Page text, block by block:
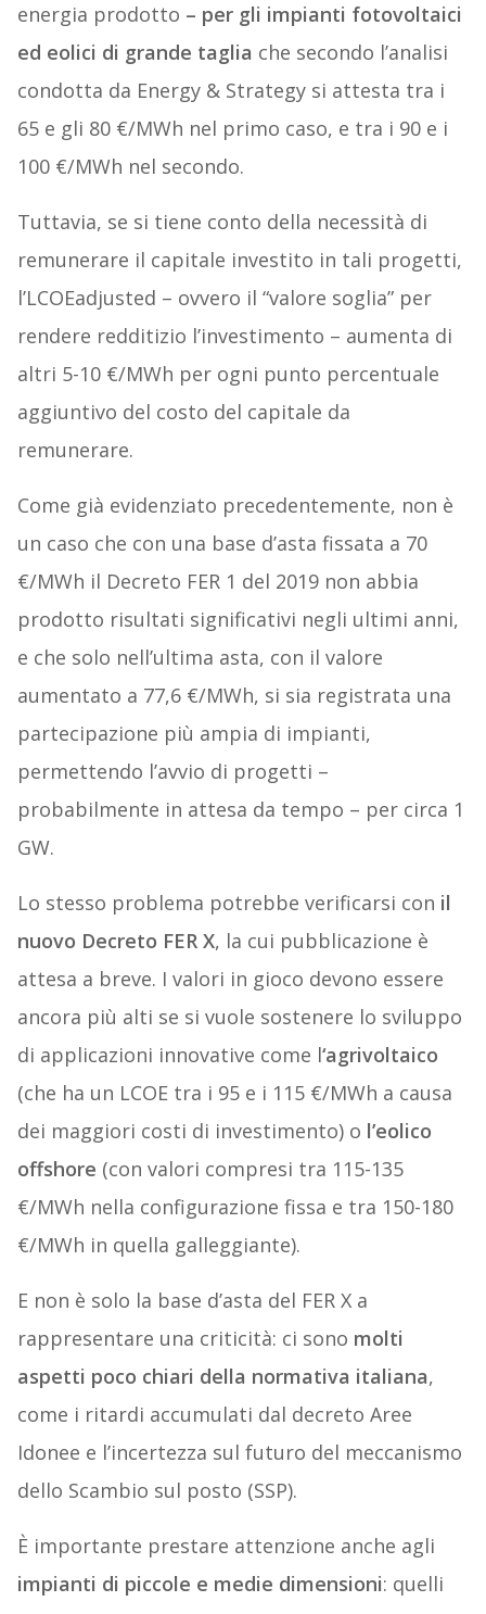
energia prodotto – per gli impianti fotovoltaici
ed eolici di grande taglia che secondo l’analisi
condotta da Energy & Strategy si attesta tra i
65 e gli 80 €/MWh nel primo caso, e tra i 90 e i
100 €/MWh nel secondo.
Tuttavia, se si tiene conto della necessità di
remunerare il capitale investito in tali progetti,
l’LCOEadjusted – ovvero il “valore soglia” per
rendere redditizio l’investimento – aumenta di
altri 5-10 €/MWh per ogni punto percentuale
aggiuntivo del costo del capitale da
remunerare.
Come già evidenziato precedentemente, non è
un caso che con una base d’asta fissata a 70
€/MWh il Decreto FER 1 del 2019 non abbia
prodotto risultati significativi negli ultimi anni,
e che solo nell’ultima asta, con il valore
aumentato a 77,6 €/MWh, si sia registrata una
partecipazione più ampia di impianti,
permettendo l’avvio di progetti –
probabilmente in attesa da tempo – per circa 1
GW.
Lo stesso problema potrebbe verificarsi con il
nuovo Decreto FER X, la cui pubblicazione è
attesa a breve. I valori in gioco devono essere
ancora più alti se si vuole sostenere lo sviluppo
di applicazioni innovative come l‘agrivoltaico
(che ha un LCOE tra i 95 e i 115 €/MWh a causa
dei maggiori costi di investimento) o l’eolico
offshore (con valori compresi tra 115-135
€/MWh nella configurazione fissa e tra 150-180
€/MWh in quella galleggiante).
E non è solo la base d’asta del FER X a
rappresentare una criticità: ci sono molti
aspetti poco chiari della normativa italiana,
come i ritardi accumulati dal decreto Aree
Idonee e l’incertezza sul futuro del meccanismo
dello Scambio sul posto (SSP).
È importante prestare attenzione anche agli
impianti di piccole e medie dimensioni: quelli